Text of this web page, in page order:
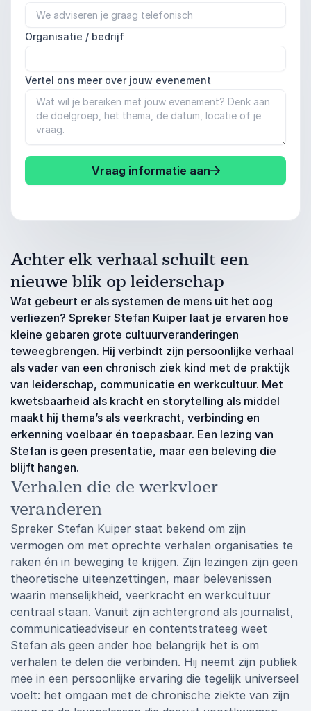
Organisatie / bedrijf
Vertel ons meer over jouw evenement
Vraag informatie aan
Achter elk verhaal schuilt een
nieuwe blik op leiderschap
Wat gebeurt er als systemen de mens uit het oog
verliezen? Spreker Stefan Kuiper laat je ervaren hoe
kleine gebaren grote cultuurveranderingen
teweegbrengen. Hij verbindt zijn persoonlijke verhaal
als vader van een chronisch ziek kind met de praktijk
van leiderschap, communicatie en werkcultuur. Met
kwetsbaarheid als kracht en storytelling als middel
maakt hij thema’s als veerkracht, verbinding en
erkenning voelbaar én toepasbaar. Een lezing van
Stefan is geen presentatie, maar een beleving die
blijft hangen.
Verhalen die de werkvloer
veranderen
Spreker Stefan Kuiper staat bekend om zijn
vermogen om met oprechte verhalen organisaties te
raken én in beweging te krijgen. Zijn lezingen zijn geen
theoretische uiteenzettingen, maar belevenissen
waarin menselijkheid, veerkracht en werkcultuur
centraal staan. Vanuit zijn achtergrond als journalist,
communicatieadviseur en contentstrateeg weet
Stefan als geen ander hoe belangrijk het is om
verhalen te delen die verbinden. Hij neemt zijn publiek
mee in een persoonlijke ervaring die tegelijk universeel
voelt: het omgaan met de chronische ziekte van zijn